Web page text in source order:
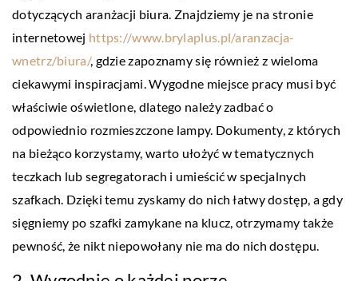
dotyczących aranżacji biura. Znajdziemy je na stronie
internetowej https://www.brylaplus.pl/aranzacja-
wnetrz/biura/, gdzie zapoznamy się również z wieloma
ciekawymi inspiracjami. Wygodne miejsce pracy musi być
właściwie oświetlone, dlatego należy zadbać o
odpowiednio rozmieszczone lampy. Dokumenty, z których
na bieżąco korzystamy, warto ułożyć w tematycznych
teczkach lub segregatorach i umieścić w specjalnych
szafkach. Dzięki temu zyskamy do nich łatwy dostęp, a gdy
sięgniemy po szafki zamykane na klucz, otrzymamy także
pewność, że nikt niepowołany nie ma do nich dostępu.